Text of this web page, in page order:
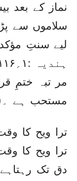
نماز کے بعد
سلاموں سے
مر تبہ ختمِ
مستحب ہے
ترا ویح کا
ترا ویح کا
دق تک